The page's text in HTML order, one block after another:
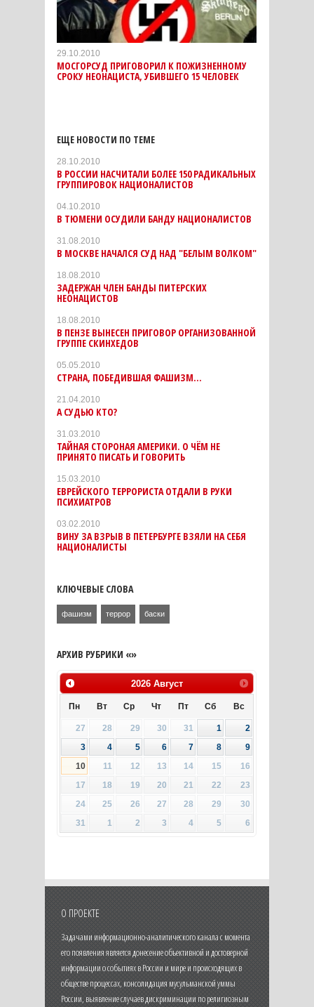
29.10.2010
МОСГОРСУД ПРИГОВОРИЛ К ПОЖИЗНЕННОМУ
СРОКУ НЕОНАЦИСТА, УБИВШЕГО 15 ЧЕЛОВЕК
ЕЩЕ НОВОСТИ ПО ТЕМЕ
28.10.2010
В РОССИИ НАСЧИТАЛИ БОЛЕЕ 150 РАДИКАЛЬНЫХ
ГРУППИРОВОК НАЦИОНАЛИСТОВ
04.10.2010
В ТЮМЕНИ ОСУДИЛИ БАНДУ НАЦИОНАЛИСТОВ
31.08.2010
В МОСКВЕ НАЧАЛСЯ СУД НАД "БЕЛЫМ ВОЛКОМ"
18.08.2010
ЗАДЕРЖАН ЧЛЕН БАНДЫ ПИТЕРСКИХ
НЕОНАЦИСТОВ
18.08.2010
В ПЕНЗЕ ВЫНЕСЕН ПРИГОВОР ОРГАНИЗОВАННОЙ
ГРУППЕ СКИНХЕДОВ
05.05.2010
СТРАНА, ПОБЕДИВШАЯ ФАШИЗМ...
21.04.2010
А СУДЬЮ КТО?
31.03.2010
ТАЙНАЯ СТОРОНАЯ АМЕРИКИ. О ЧЁМ НЕ
ПРИНЯТО ПИСАТЬ И ГОВОРИТЬ
15.03.2010
ЕВРЕЙСКОГО ТЕРРОРИСТА ОТДАЛИ В РУКИ
ПСИХИАТРОВ
03.02.2010
ВИНУ ЗА ВЗРЫВ В ПЕТЕРБУРГЕ ВЗЯЛИ НА СЕБЯ
НАЦИОНАЛИСТЫ
КЛЮЧЕВЫЕ СЛОВА
фашизм террор баски
АРХИВ РУБРИКИ «»
2026 Август
Пн Вт Ср Чт Пт Сб Вс
27 28 29 30 31 1
2
3
4 5 6 7 8
9
10
11 12 13 14 15
16
17
18 19 20 21 22
23
24
25 26 27 28 29
30
31
1 2 3 4 5 6
О ПРОЕКТЕ
Задачами информационно-аналитического канала с момента
его появления является донесение объективной и достоверной
информации о событиях в России и мире и происходящих в
обществе процессах, консолидация мусульманской уммы
России, выявление случаев дискриминации по религиозным